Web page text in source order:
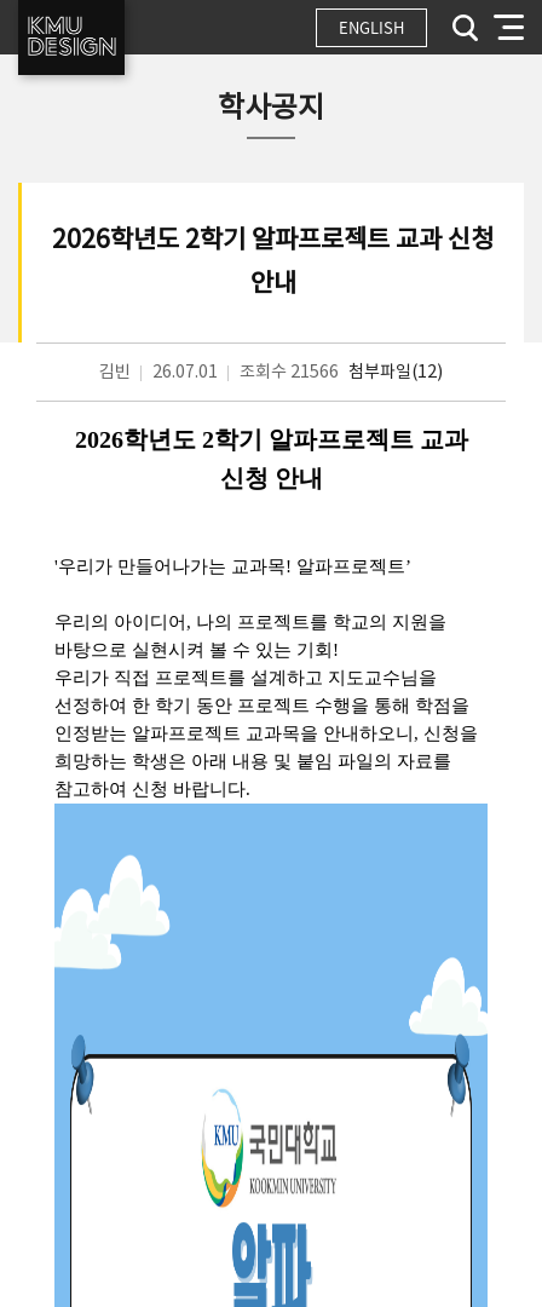
ENGLISH
학사공지
2026학년도 2학기 알파프로젝트 교과 신청
안내
김빈 26.07.01 조회수 21566 첨부파일(12)
2026학년도2학기 알파프로젝트 교과
신청 안내
'우리가 만들어나가는 교과목! 알파프로젝트’
우리의 아이디어 , 나의 프로젝트를 학교의 지원을
바탕으로 실현시켜 볼 수 있는 기회 !
우리가 직접 프로젝트를 설계하고 지도교수님을
선정하여 한 학기 동안 프로젝트 수행을 통해 학점을
인정받는 알파프로젝트 교과목을 안내하오니 , 신청을
희망하는 학생은 아래 내용 및 붙임 파일의 자료를
참고하여 신청 바랍니다.